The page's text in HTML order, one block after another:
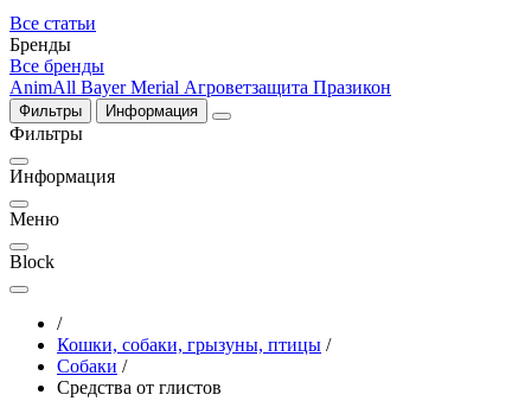
Все статьи
Бренды
Все бренды
AnimAll BayerMerial Агроветзащита Празикон
Фильтры Информация
Фильтры
Информация
Меню
Block
/
Кошки, собаки, грызуны, птицы /
Собаки /
Средства от глистов